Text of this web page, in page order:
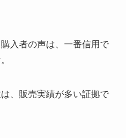
入者の声は、一番信用で
、販売実績が多い証拠で